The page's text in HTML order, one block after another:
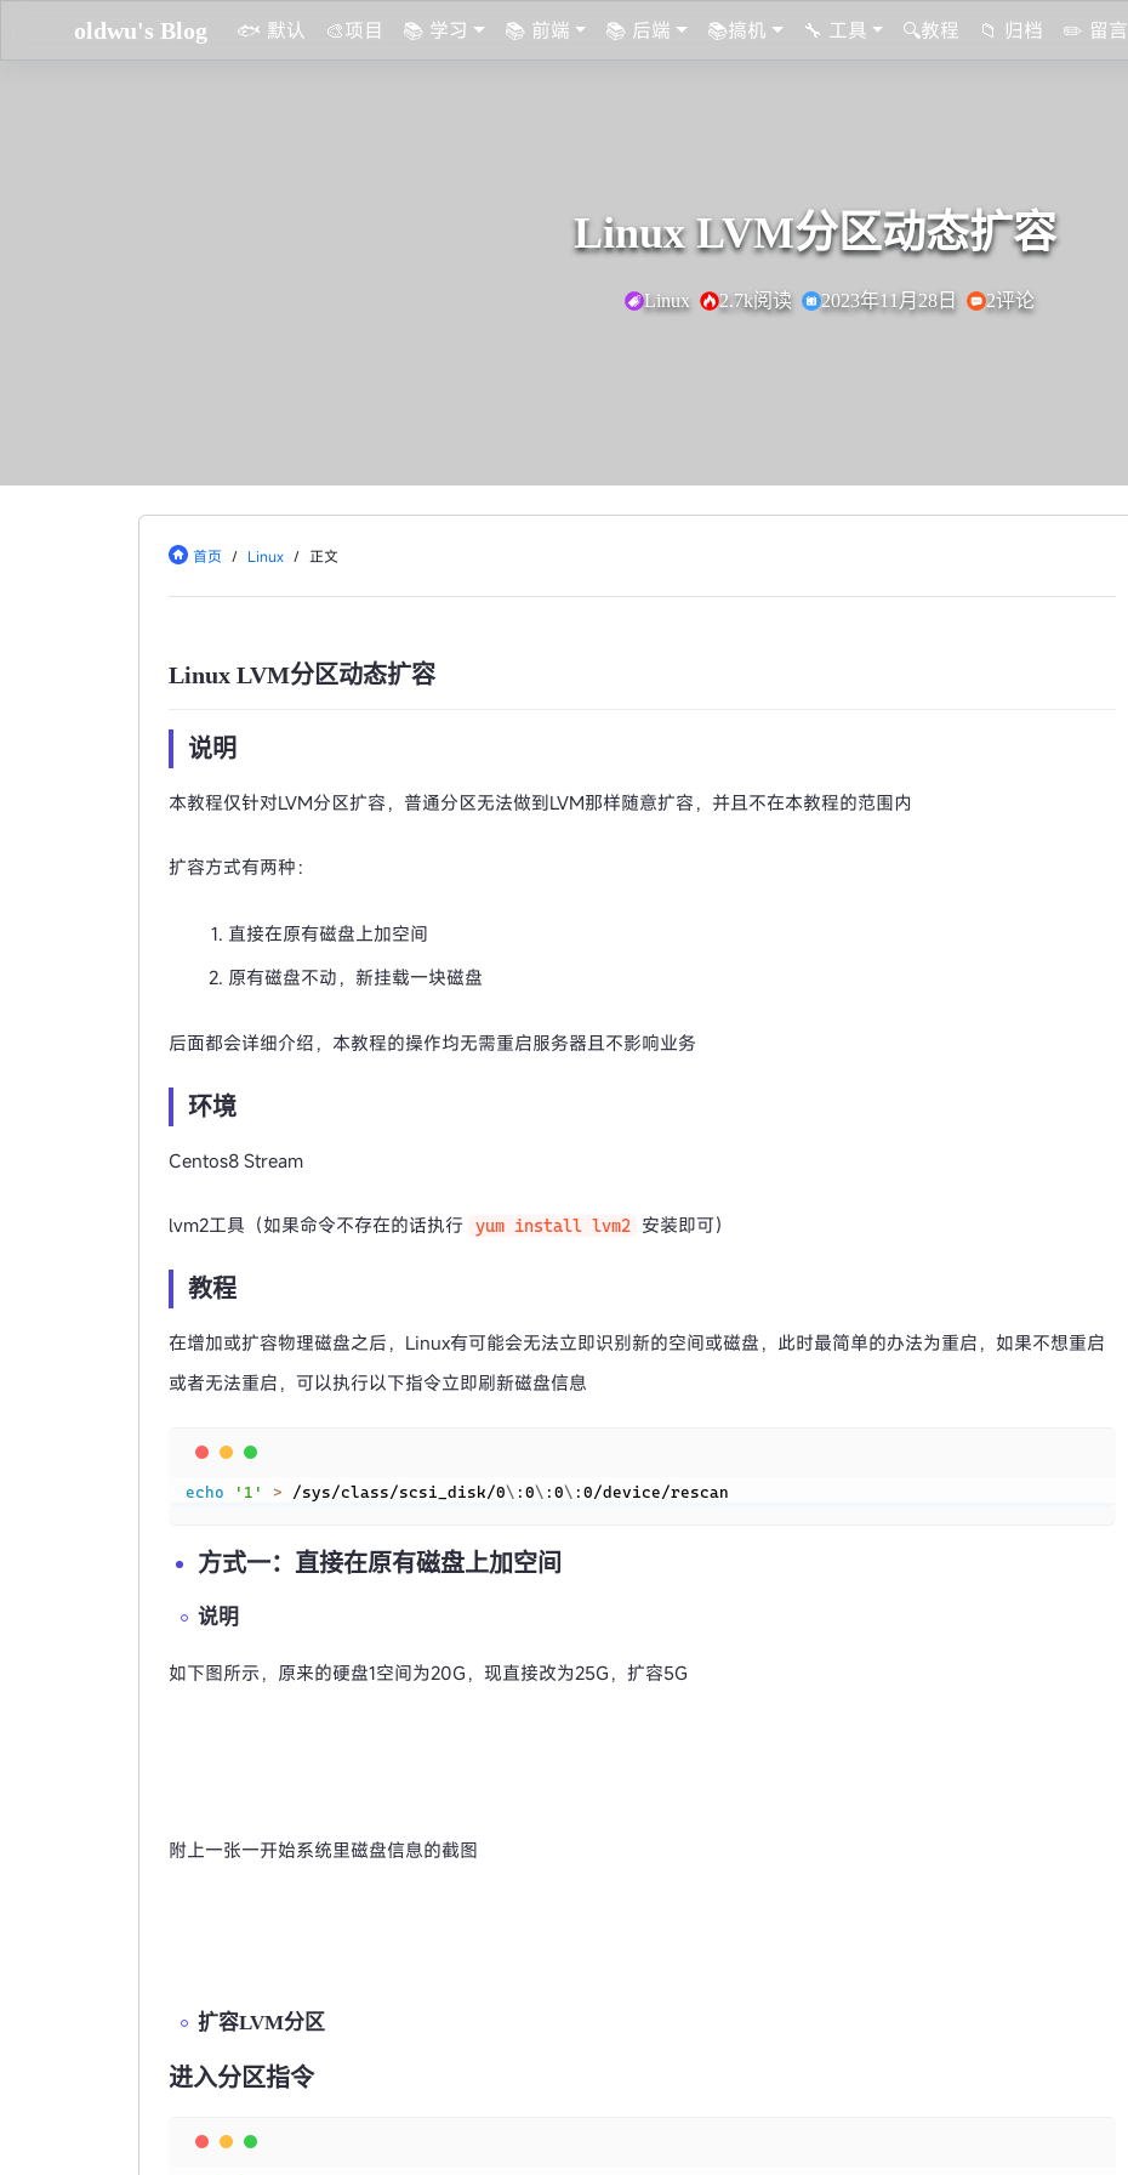
oldwu's Blog 🐟 默认 🎨项目 📚 学习 📚 前端 📚 后端 📚搞机 🔧 工具 🔍教程 📁 归档 ✏️ 留言
Linux LVM分区动态扩容
Linux 2.7k阅读 2023年11月28日 2评论
首页 / Linux / 正文
Linux LVM分区动态扩容
说明
本教程仅针对LVM分区扩容，普通分区无法做到LVM那样随意扩容，并且不在本教程的范围内
扩容方式有两种：
直接在原有磁盘上加空间
原有磁盘不动，新挂载一块磁盘
后面都会详细介绍，本教程的操作均无需重启服务器且不影响业务
环境
Centos8 Stream
lvm2工具（如果命令不存在的话执行 yum install lvm2 安装即可）
教程
在增加或扩容物理磁盘之后，Linux有可能会无法立即识别新的空间或磁盘，此时最简单的办法为重启，如果不想重启
或者无法重启，可以执行以下指令立即刷新磁盘信息
echo '1' > /sys/class/scsi_disk/0\ :0\ :0\ :0/device/rescan
方式一：直接在原有磁盘上加空间
说明
如下图所示，原来的硬盘1空间为20G，现直接改为25G，扩容5G
附上一张一开始系统里磁盘信息的截图
扩容LVM分区
进入分区指令